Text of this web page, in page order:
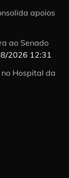
apoios
ao Senado
2026 12:31
Hospital da